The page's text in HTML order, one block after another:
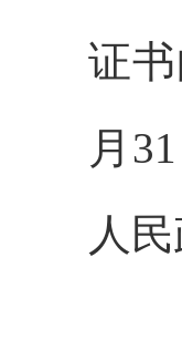
证
月
人民
（